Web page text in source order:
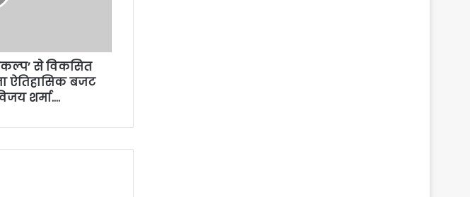
से विकसित
ऐतिहासिक बजट
शर्मा….